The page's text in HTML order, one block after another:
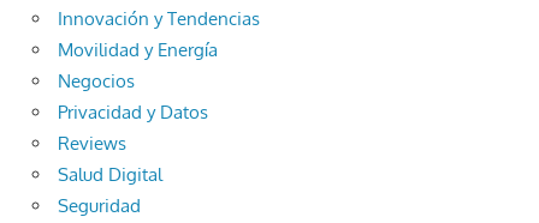
Innovación y Tendencias
Movilidad y Energía
Negocios
Privacidad y Datos
Reviews
Salud Digital
Seguridad